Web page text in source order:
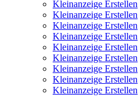
Kleinanzeige Erstellen
Kleinanzeige Erstellen
Kleinanzeige Erstellen
Kleinanzeige Erstellen
Kleinanzeige Erstellen
Kleinanzeige Erstellen
Kleinanzeige Erstellen
Kleinanzeige Erstellen
Kleinanzeige Erstellen